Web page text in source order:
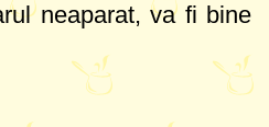
neaparat, va fi bine